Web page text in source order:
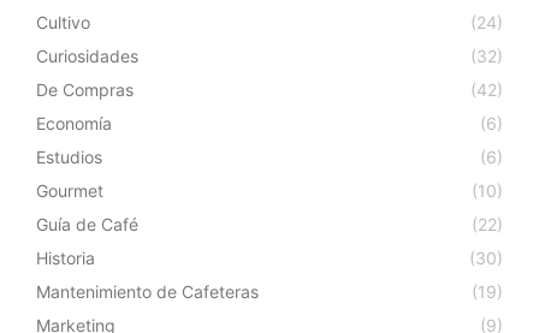
Cultivo
(24)
Curiosidades
(32)
De Compras
(42)
Economía
(6)
Estudios
(6)
Gourmet
(10)
Guía de Café
(22)
Historia
(30)
Mantenimiento de Cafeteras
(19)
Marketing
(9)